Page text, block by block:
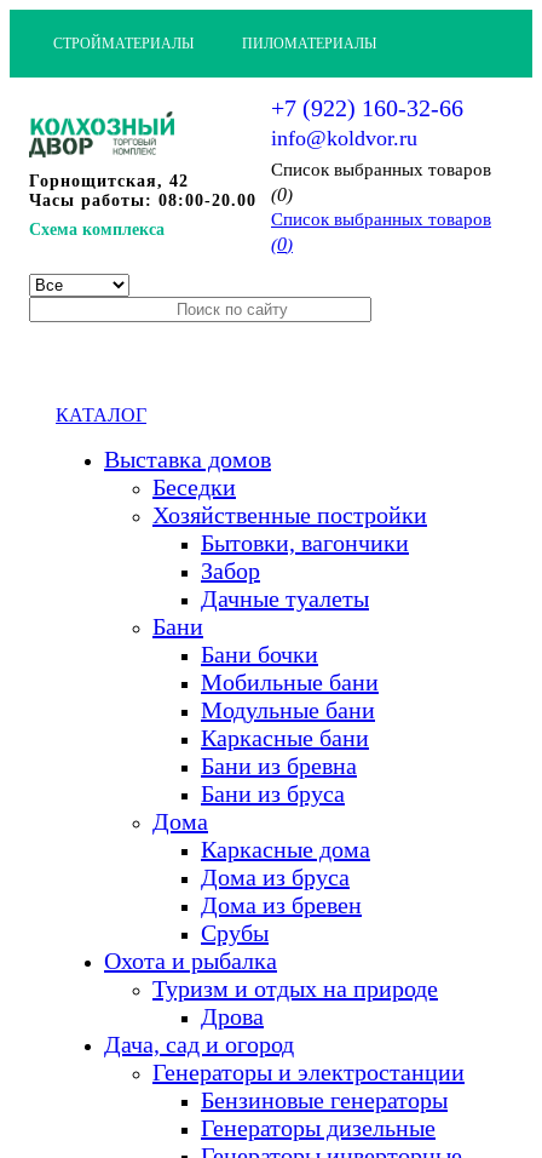
СТРОЙМАТЕРИАЛЫ ПИЛОМАТЕРИАЛЫ
Горнощитская, 42
Часы работы: 08:00-20.00
Схема комплекса
+7 (922) 160-32-66
info@koldvor.ru
Cписок выбранных товаров
(0)
Cписок выбранных товаров
(0)
КАТАЛОГ
Выставка домов
Беседки
Хозяйственные постройки
Бытовки, вагончики
Забор
Дачные туалеты
Бани
Бани бочки
Мобильные бани
Модульные бани
Каркасные бани
Бани из бревна
Бани из бруса
Дома
Каркасные дома
Дома из бруса
Дома из бревен
Срубы
Охота и рыбалка
Туризм и отдых на природе
Дрова
Дача, сад и огород
Генераторы и электростанции
Бензиновые генераторы
Генераторы дизельные